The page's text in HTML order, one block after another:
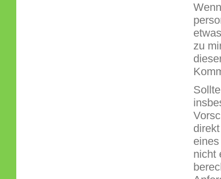
zu
nicht